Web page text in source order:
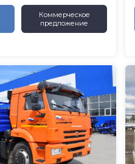
Коммерческое
предложение